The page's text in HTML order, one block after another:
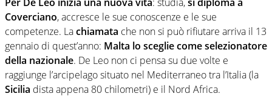
Coverciano, accresce le sue conoscenze e le sue
competenze. Lachiamata che non si può rifiutare arriva il 13
gennaio di quest’anno: Malta lo sceglie come selezionatore
della nazionale. De Leo non ci pensa su due volte e
raggiunge l’arcipelago situato nel Mediterraneo tra l’Italia (la
Sicilia dista appena 80 chilometri) e il Nord Africa.